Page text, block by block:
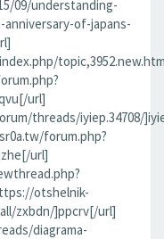
09/understanding-
of-japans-
url]
threads/iyiep.34708/
forum.php?
url]
otshelnik-
zxbdn/]ppcrv[/url]
diagrama-